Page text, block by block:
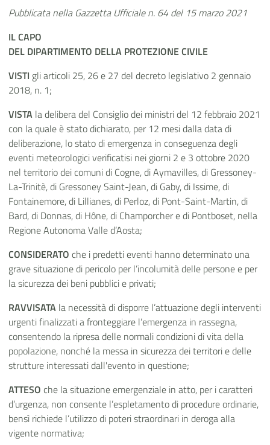
Pubblicata nella Gazzetta Ufficiale n. 64 del 15 marzo 2021
IL CAPO
DEL DIPARTIMENTO DELLA PROTEZIONE CIVILE
VISTI gli articoli 25, 26 e 27 del decreto legislativo 2 gennaio
2018, n. 1;
VISTA la delibera del Consiglio dei ministri del 12 febbraio 2021
con la quale è stato dichiarato, per 12 mesi dalla data di
deliberazione, lo stato di emergenza in conseguenza degli
eventi meteorologici verificatisi nei giorni 2 e 3 ottobre 2020
nel territorio dei comuni di Cogne, di Aymavilles, di Gressoney-
La-Trinitè, di Gressoney Saint-Jean, di Gaby, di Issime, di
Fontainemore, di Lillianes, di Perloz, di Pont-Saint-Martin, di
Bard, di Donnas, di Hône, di Champorcher e di Pontboset, nella
Regione Autonoma Valle d’Aosta;
CONSIDERATO che i predetti eventi hanno determinato una
grave situazione di pericolo per l’incolumità delle persone e per
la sicurezza dei beni pubblici e privati;
RAVVISATA la necessità di disporre l’attuazione degli interventi
urgenti finalizzati a fronteggiare l’emergenza in rassegna,
consentendo la ripresa delle normali condizioni di vita della
popolazione, nonché la messa in sicurezza dei territori e delle
strutture interessati dall'evento in questione;
ATTESO che la situazione emergenziale in atto, per i caratteri
d’urgenza, non consente l’espletamento di procedure ordinarie,
bensì richiede l’utilizzo di poteri straordinari in deroga alla
vigente normativa;